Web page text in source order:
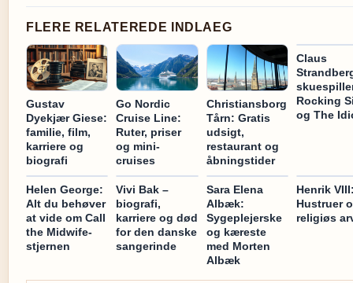
FLERE RELATEREDE INDLAEG
Gustav
Dyekjær Giese:
familie, film,
karriere og
biografi
Go Nordic
Cruise Line:
Ruter, priser
og mini-
cruises
Christiansborg
Tårn: Gratis
udsigt,
restaurant og
åbningstider
Claus
Rocking
og The
Helen George:
Alt du behøver
at vide om Call
the Midwife-
stjernen
Vivi Bak –
biografi,
karriere og død
for den danske
sangerinde
Sara Elena
Albæk:
Sygeplejerske
og kæreste
med Morten
Albæk
Henrik
Hustruer
religiøs